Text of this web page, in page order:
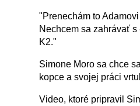
"Prenechám to
Nechcem sa zahrávať
K2."
Simone Moro sa chce
kopce a svojej práci
Video, ktoré pripravil